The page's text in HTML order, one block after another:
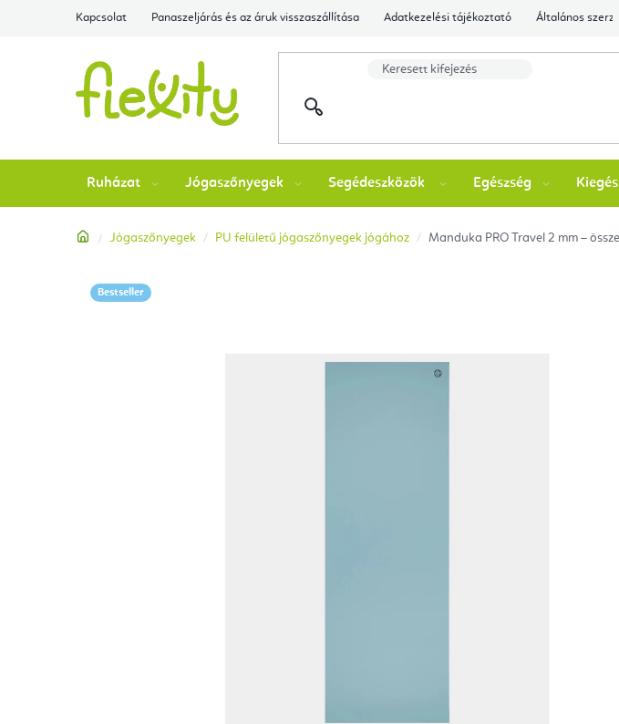
Kapcsolat Panaszeljárás és az áruk visszaszállítása Adatkezelési tájékoztató Általános
Ruházat Jógaszőnyegek Segédeszközök Egészség
Kezdőlap
Jógaszőnyegek PU felületű jógaszőnyegek jógához Manduka PRO Travel 2 mm –
Bestseller